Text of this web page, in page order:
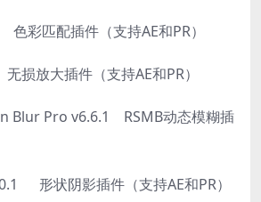
彩匹配插件（支持AE和PR）
放大插件（支持AE和PR）
Blur Pro v6.6.1 RSMB动态模糊插
形状阴影插件（支持AE和PR）